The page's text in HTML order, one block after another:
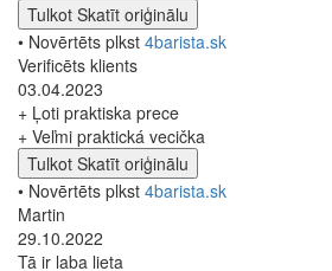
Tulkot Skatīt oriģinālu
• Novērtēts plkst 4barista.sk
Verificēts klients
03.04.2023
+ Ļoti praktiska prece
+ Veľmi praktická vecička
Tulkot Skatīt oriģinālu
• Novērtēts plkst 4barista.sk
Martin
29.10.2022
Tā ir laba lieta